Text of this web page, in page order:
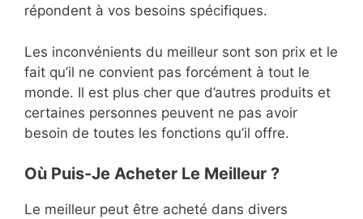
répondent à vos besoins spécifiques.
Les inconvénients du meilleur sont son prix et le
fait qu’il ne convient pas forcément à tout le
monde. Il est plus cher que d’autres produits et
certaines personnes peuvent ne pas avoir
besoin de toutes les fonctions qu’il offre.
Où Puis-Je Acheter Le Meilleur ?
Le meilleur peut être acheté dans divers